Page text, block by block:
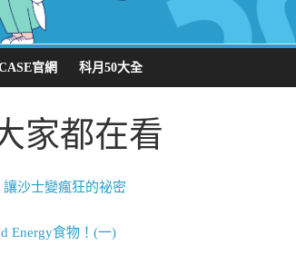
官網 科月50大全
家都在看
沙士變瘋狂的祕密
Energy食物！(一)